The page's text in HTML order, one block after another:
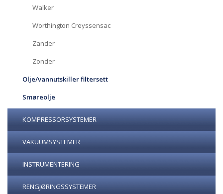
Walker
Worthington Creyssensac
Zander
Zonder
Olje/vannutskiller filtersett
Smøreolje
KOMPRESSORSYSTEMER
VAKUUMSYSTEMER
INSTRUMENTERING
RENGJØRINGSSYSTEMER